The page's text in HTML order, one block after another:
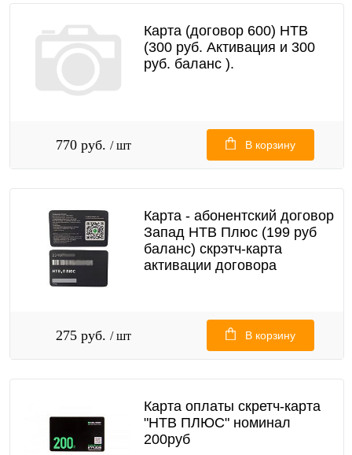
Карта (договор 600) НТВ
(300 руб. Активация и 300
руб. баланс ).
770 руб. / шт В корзину
Карта - абонентский договор
Запад НТВ Плюс (199 руб
баланс) скрэтч-карта
активации договора
275 руб. / шт В корзину
Карта оплаты скретч-карта
"НТВ ПЛЮС" номинал
200руб